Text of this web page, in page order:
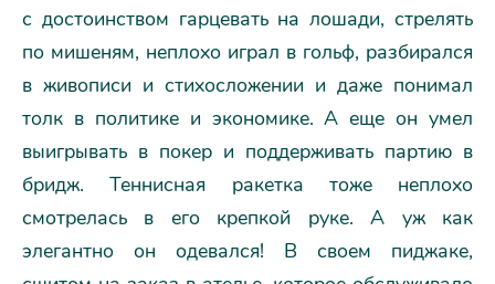
с достоинством гарцевать на лошади, стрелять
по мишеням, неплохо играл в гольф, разбирался
в живописи и стихосложении и даже понимал
толк в политике и экономике. А еще он умел
выигрывать в покер и поддерживать партию в
бридж. Теннисная ракетка тоже неплохо
смотрелась в его крепкой руке. А уж как
элегантно он одевался! В своем пиджаке,